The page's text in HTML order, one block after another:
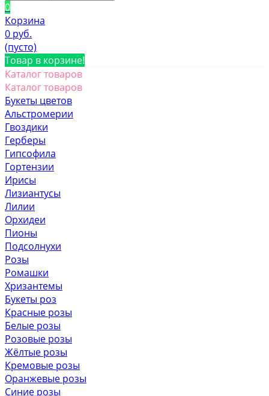
0
Корзина
0 руб.
(пусто)
Товар в корзине!
Каталог товаров
Каталог товаров
Букеты цветов
Альстромерии
Гвоздики
Герберы
Гипсофила
Гортензии
Ирисы
Лизиантусы
Лилии
Орхидеи
Пионы
Подсолнухи
Розы
Ромашки
Хризантемы
Букеты роз
Красные розы
Белые розы
Розовые розы
Жёлтые розы
Кремовые розы
Оранжевые розы
Синие розы